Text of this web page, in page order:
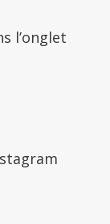
l’onglet